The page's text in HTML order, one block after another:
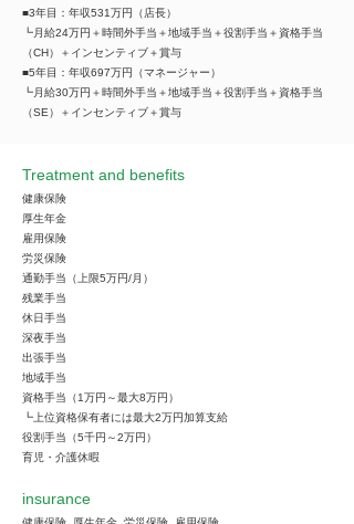
■3年目：年収531万円（店長）
┗月給24万円＋時間外手当＋地域手当＋役割手当＋資格手当
（CH）＋インセンティブ＋賞与
■5年目：年収697万円（マネージャー）
┗月給30万円＋時間外手当＋地域手当＋役割手当＋資格手当
（SE）＋インセンティブ＋賞与
Treatment and benefits
健康保険
厚生年金
雇用保険
労災保険
通勤手当（上限5万円/月）
残業手当
休日手当
深夜手当
出張手当
地域手当
資格手当（1万円～最大8万円）
┗上位資格保有者には最大2万円加算支給
役割手当（5千円～2万円）
育児・介護休暇
insurance